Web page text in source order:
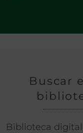
Buscar
Biblioteca